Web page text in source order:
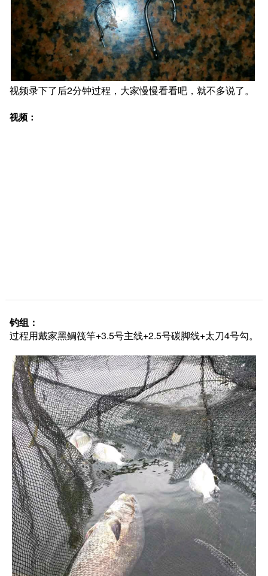
视频录下了后2分钟过程，大家慢慢看看吧，就不多说了。
视频：
钓组：
过程用戴家黑鲷筏竿+3.5号主线+2.5号碳脚线+太刀4号勾。